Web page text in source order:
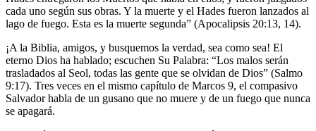
cada uno según sus obras. Y la muerte y el Hades fueron lanzados al
lago de fuego. Esta es la muerte segunda” (Apocalipsis 20:13, 14).
¡A la Biblia, amigos, y busquemos la verdad, sea como sea! El
eterno Dios ha hablado; escuchen Su Palabra: “Los malos serán
trasladados al Seol, todas las gente que se olvidan de Dios” (Salmo
9:17). Tres veces en el mismo capítulo de Marcos 9, el compasivo
Salvador habla de un gusano que no muere y de un fuego que nunca
se apagará.